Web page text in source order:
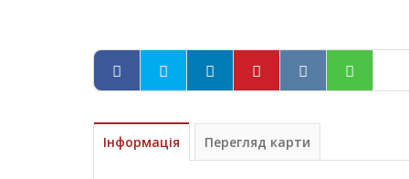
Інформація Перегляд карти